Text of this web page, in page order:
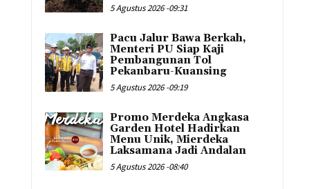
5 Agustus 2026 -09:31
Pacu Jalur Bawa Berkah,
Menteri PU Siap Kaji
Pembangunan Tol
Pekanbaru-Kuansing
5 Agustus 2026 -09:19
Promo Merdeka Angkasa
Garden Hotel Hadirkan
Menu Unik, Mierdeka
Laksamana Jadi Andalan
5 Agustus 2026 -08:40